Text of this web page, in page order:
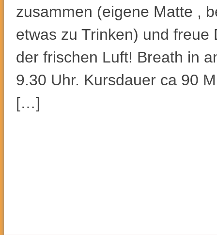
zusammen (eigene Matte ,
etwas zu Trinken) und
der frischen Luft! Breath in
9.30 Uhr. Kursdauer ca 90
[…]